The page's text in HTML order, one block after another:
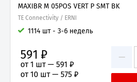
MAXIBR M 05POS VERT P SMT BK
TE Connectivity / ERNI
1114 шт - 3-6 недель
−
591 ₽
от 1 шт — 591 ₽
от 10 шт — 575 ₽